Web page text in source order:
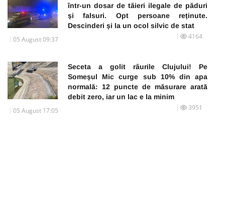
într-un dosar de tăieri ilegale de păduri
și falsuri. Opt persoane reținute.
Descinderi și la un ocol silvic de stat
05 August 09:37 4164
Seceta a golit râurile Clujului! Pe
Someșul Mic curge sub 10% din apa
normală: 12 puncte de măsurare arată
debit zero, iar un lac e la minim
05 August 17:05 3951